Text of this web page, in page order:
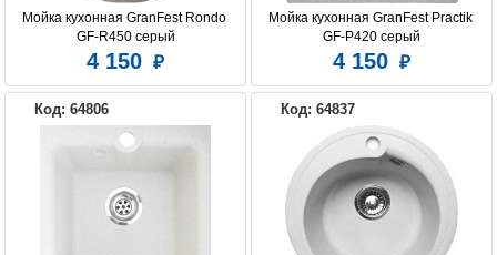
Мойка кухонная GranFest Rondo
GF-R450 серый
4 150
Мойка кухонная GranFest Practik
GF-P420 серый
4 150
Код: 64806 Код: 64837